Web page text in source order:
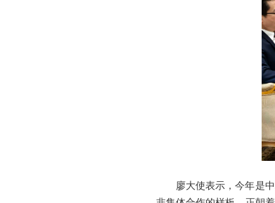
廖大使表示，今年是